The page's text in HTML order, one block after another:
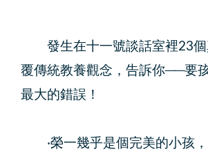
發生在十一號談話室裡23個
覆傳統教養觀念，告訴你──要
最大的錯誤！
‧榮一幾乎是個完美的小孩，